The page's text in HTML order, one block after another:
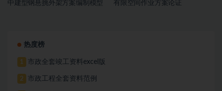
中建型钢悬挑外架方案编制模型 有限空间作业方案论证
热度榜
1 市政全套竣工资料excel版
2 市政工程全套资料范例